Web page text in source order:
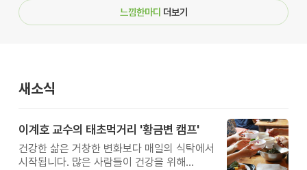
느낌한마디 더보기
새소식
이계호 교수의 태초먹거리 '황금변 캠프'
건강한 삶은 거창한 변화보다 매일의 식탁에서
시작됩니다. 많은 사람들이 건강을 위해